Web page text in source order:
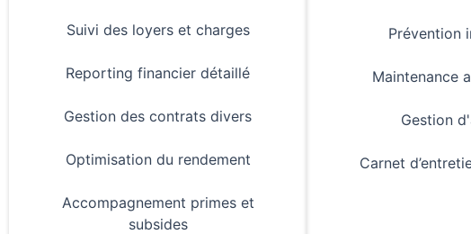
Suivi des loyers et charges
Reporting financier détaillé
Gestion des contrats divers
Optimisation du rendement
Accompagnement primes et
subsides
Prévention
Maintenance
Gestion
Carnet